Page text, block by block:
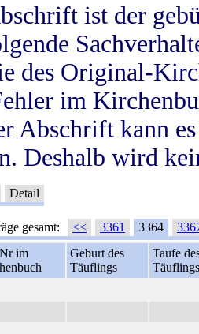
ist der
des Original-
im
Abschrift kann
Deshalb wird
Detail
gesamt: << 3361 3364
im
Geburt des
Täuflings
Taufe
Täuflings